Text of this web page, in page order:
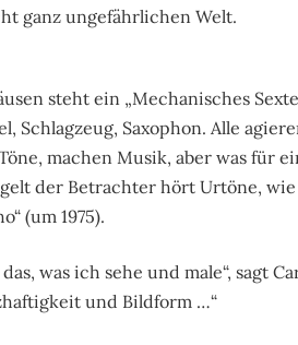
ganz ungefährlichen Welt.
steht ein „Mechanisches
Schlagzeug, Saxophon. Alle
machen Musik, aber was für
der Betrachter hört Urtöne,
(um 1975).
was ich sehe und male“, sagt
und Bildform …“